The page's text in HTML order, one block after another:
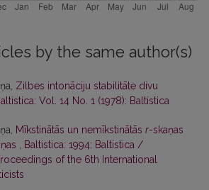
by the same author(s)
Zilbes intonāciju stabilitāte divu
Vol. 14 No. 1 (1978): Baltistica
Mīkstinātās un nemīkstinātās r-skaņas
Baltistica: 1994: Baltistica /
of the 6th International